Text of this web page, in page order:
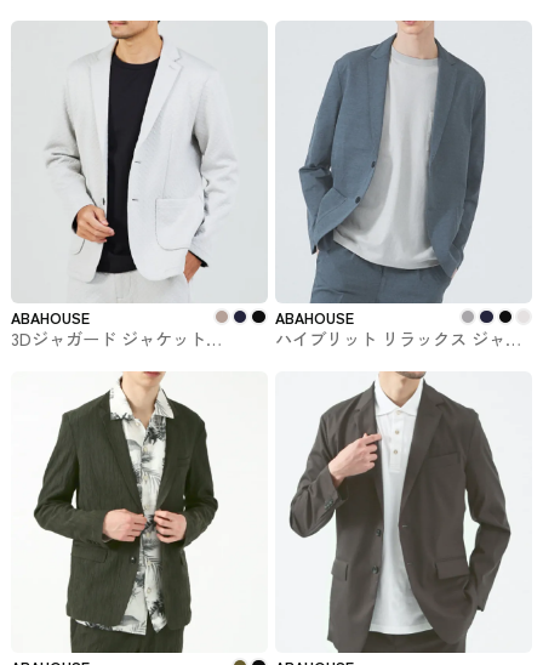
ABAHOUSE
3Dジャガード ジャケット
ABAHOUSE
ハイブリット リラックス ジャケ